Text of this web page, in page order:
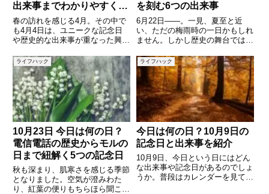
出来事までわかりやすく解
説
春の訪れを感じる4月。その中で
も4月4日は、ユニークな記念日
や歴史的な出来事が重なった興味
「オカマの日」など、語呂合わせ
から生まれた記念日がある一方
で、日本や世界の歴史を動かした
出来事も数多く存在します。本記
事
を刻む6つの出来事
6月22日――。一見、夏至と近
い、ただの梅雨時の一日かもしれ
ません。しかし歴史の舞台では、
も訪れた「記念すべき日」です。
政界の大きなうねり、空港建設の
行方、戦争の終焉、文化の継
承……さまざまな局面で日本を動
かし
ライフハック
10月23日 今日は何の日？
電信電話の歴史からモルの
日まで紐解く5つの記念日
秋も深まり、肌寒さを感じる季節
となりました。空気が澄みわた
り、紅葉の便りもちらほら聞こえ
ライフハック
今日は何の日？10月9日の
記念日と出来事を紹介
10月9日、今日という日にはどん
な出来事や記念日があるのでしょ
うか。普段はカレンダーを見て過